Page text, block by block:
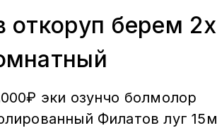
откоруп берем 2х
эки озунчо болмолор
Филатов луг 15м